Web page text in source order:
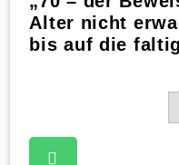
Alter nicht
bis auf die